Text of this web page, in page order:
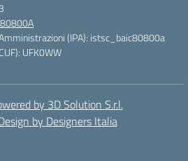
(IPA): istsc_baic80800a
UFK0WW
by 3D Solution S.r.l.
by Designers Italia